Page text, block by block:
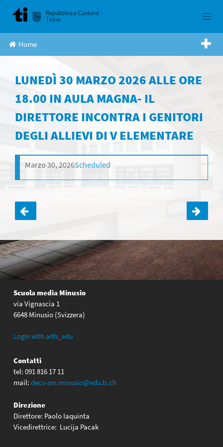
Home
LUNEDÌ 30 MARZO 2026 ALLE ORE
18.00 IN AULA MAGNA- IL
DIRETTORE INCONTRA I GENITORI
DEGLI ALLIEVI DI V ELEMENTARE
Marzo 30, 2026Scheduled
Navigazione
articoli
Scuola media Minusio
via Vignascia 1
6648 Minusio (Svizzera)
Login with adfs_edu
Contatti
tel: 091 816 17 11
mail: decs-sm.minusio@edu.ti.ch
Direzione
Direttore: Paolo Iaquinta
Vicedirettrice: Lucija Pacak